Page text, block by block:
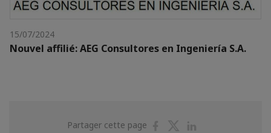
15/07/2024
Nouvel affilié: AEG Consultores en Ingeniería S.A.
Partager cette page
PartagerPartager